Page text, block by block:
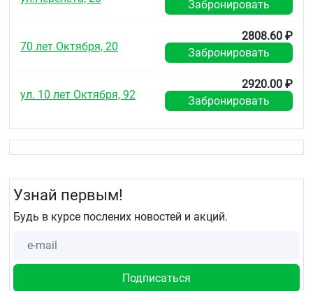
Забронировать
70 лет Октября, 20
2808.60 ₽
Забронировать
ул. 10 лет Октября, 92
2920.00 ₽
Забронировать
Узнай первым!
Будь в курсе послених новостей и акций.